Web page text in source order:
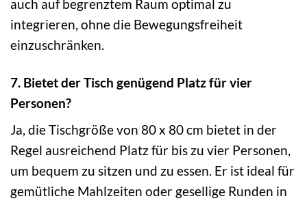
auch auf begrenztem Raum optimal zu
integrieren, ohne die Bewegungsfreiheit
einzuschränken.
7. Bietet der Tisch genügend Platz für vier
Personen?
Ja, die Tischgröße von 80 x 80 cm bietet in der
Regel ausreichend Platz für bis zu vier Personen,
um bequem zu sitzen und zu essen. Er ist ideal für
gemütliche Mahlzeiten oder gesellige Runden in